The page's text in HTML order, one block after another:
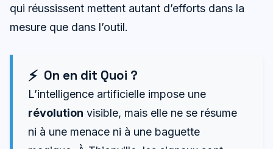
qui réussissent mettent autant d’efforts dans la
mesure que dans l’outil.
On en dit Quoi ?
L’intelligence artificielle impose une
révolution visible, mais elle ne se résume
ni à une menace ni à une baguette